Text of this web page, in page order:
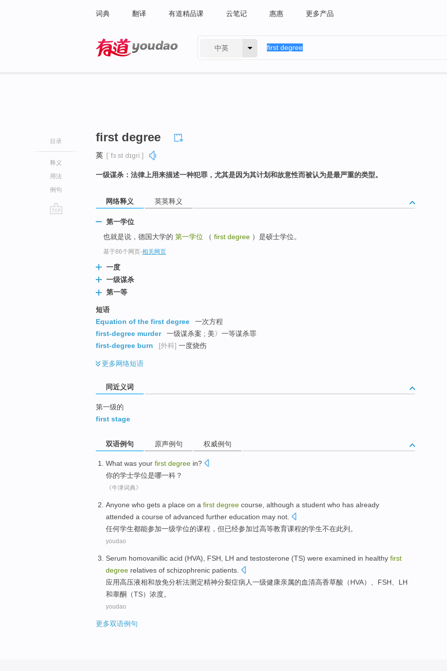
词典 翻译 有道精品课 云笔记 惠惠 更多产品
中英
目录
释义
用法
例句
first degree
英 [ˈfɜːst dɪɡriː]
一级谋杀：法律上用来描述一种犯罪，尤其是因为其计划和故意性而被认为是最严重的类型。
网络释义 英英释义
第一学位
也就是说，德国大学的 第一学位 （ first degree ）是硕士学位。
基于86个网页-相关网页
一度
一级谋杀
第一等
短语
Equation of the first degree
一次方程
first-degree murder
一级谋杀案 ; 美〉一等谋杀罪
first-degree burn
[外科] 一度烧伤
更多网络短语
同近义词
第一级的
first stage
双语例句 原声例句 权威例句
What was your first degree in?
你的学士学位是哪一科？
《牛津词典》
Anyone who gets a place on a first degree course although a student who has already
attended a course of advanced further education may not
任何学生都能参加一级学位的课程 ， 但已经参加过高等教育课程的学生不在此列。
youdao
Serum homovanillic acid (HVA), FSH LH and testosterone (TS) were examined in healthy first
degree relatives of schizophrenic patients
应用高压液相和放免分析法测定精神分裂症病人一级健康亲属的血清高香草酸 （HVA）、 FSH
LH
和睾酮 （TS）浓度。
youdao
更多双语例句